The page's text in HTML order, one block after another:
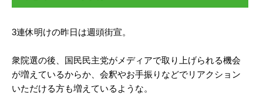
3連休明けの昨日は週頭街宣。
衆院選の後、国民民主党がメディアで取り上げられる機会
が増えているからか、会釈やお手振りなどでリアクション
いただける方も増えているような。